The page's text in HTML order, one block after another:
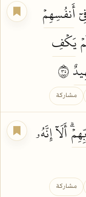
أَنفُسِهِمۡ
يَكۡفِ
مشاركة
أَلَآ إِنَّهُۥ
مشاركة